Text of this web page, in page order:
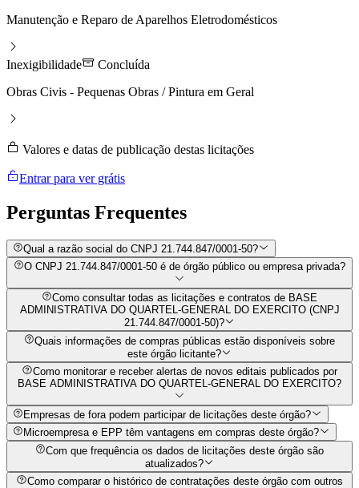
Manutenção e Reparo de Aparelhos Eletrodomésticos
Inexigibilidade
Concluída
Obras Civis - Pequenas Obras / Pintura em Geral
Valores e datas de publicação destas licitações
Entrar para ver grátis
Perguntas Frequentes
Qual a razão social do CNPJ 21.744.847/0001-50?
O CNPJ 21.744.847/0001-50 é de órgão público ou empresa privada?
Como consultar todas as licitações e contratos de BASE
ADMINISTRATIVA DO QUARTEL-GENERAL DO EXERCITO (CNPJ
21.744.847/0001-50)?
Quais informações de compras públicas estão disponíveis sobre
este órgão licitante?
Como monitorar e receber alertas de novos editais publicados por
BASE ADMINISTRATIVA DO QUARTEL-GENERAL DO EXERCITO?
Empresas de fora podem participar de licitações deste órgão?
Microempresa e EPP têm vantagens em compras deste órgão?
Com que frequência os dados de licitações deste órgão são
atualizados?
Como comparar o histórico de contratações deste órgão com outros